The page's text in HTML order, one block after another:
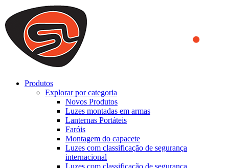
We use cookies to ensure that we provide you the best experience
on our website. By continuing to browse this website, you accept
that cookies are used to help us analyze how the website is used and
to offer you a better experience. To learn more or to find out how
you can disable cookies, you can access our
Produtos
Explorar por categoria
Novos Produtos
Luzes montadas em armas
Lanternas Portáteis
Faróis
Montagem do capacete
Luzes com classificação de segurança
internacional
Luzes com classificação de segurança